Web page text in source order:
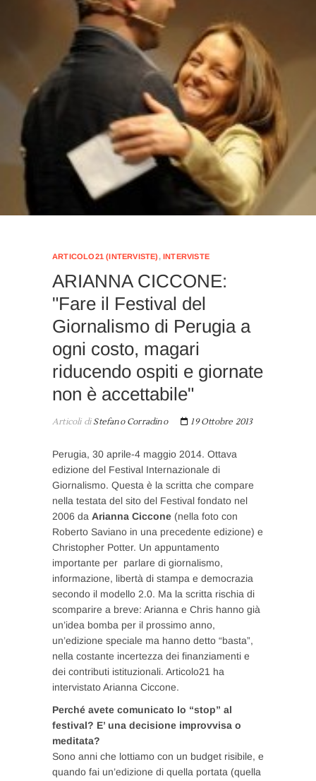
ARTICOLO21 (INTERVISTE) ,INTERVISTE
ARIANNA CICCONE:
"Fare il Festival del
Giornalismo di Perugia a
ogni costo, magari
riducendo ospiti e giornate
non è accettabile"
Articoli diStefano Corradino 19 Ottobre 2013
Perugia, 30 aprile-4 maggio 2014. Ottava
edizione del Festival Internazionale di
Giornalismo. Questa è la scritta che compare
nella testata del sito del Festival fondato nel
2006 da Arianna Ciccone (nella foto con
Roberto Saviano in una precedente edizione) e
Christopher Potter. Un appuntamento
importante per parlare di giornalismo,
informazione, libertà di stampa e democrazia
secondo il modello 2.0. Ma la scritta rischia di
scomparire a breve: Arianna e Chris hanno già
un’idea bomba per il prossimo anno,
un’edizione speciale ma hanno detto “basta”,
nella costante incertezza dei finanziamenti e
dei contributi istituzionali. Articolo21 ha
intervistato Arianna Ciccone.
Perché avete comunicato lo “stop” al
festival? E’ una decisione improvvisa o
meditata?
Sono anni che lottiamo con un budget risibile, e
quando fai un’edizione di quella portata (quella